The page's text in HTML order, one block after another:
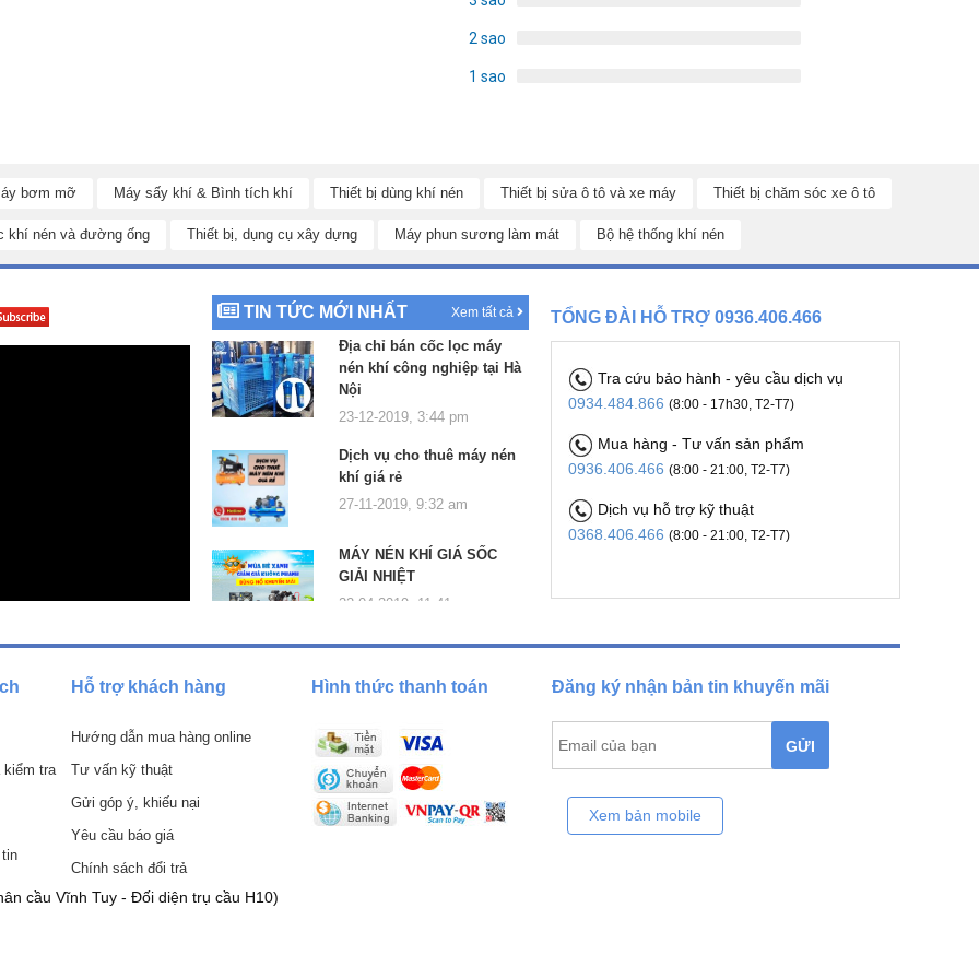
dẫn khí bằng đồng đặc trưng còn được trang bị bộ phận quạt gió
tuổi thọ cho máy . Đây là yếu tố then chốt chỉ có ở những dòng máy
nén thì cũng được thiết kế 2 bộ phận cảm biến áp suất, tự động
nổ, mang lại sự an tâm tuyệt đối cho người sử dụng
2 sao
1 sao
bơm mỡ Máy sấy khí & Bình tích khí Thiết bị dùng khí nén Thiết bị sửa ô tô và xe máy Thiết bị chăm sóc xe ô tô
khí nén và đường ống Thiết bị, dụng cụ xây dựng Máy phun sương làm mát Bộ hệ thống khí nén
TIN TỨC MỚI NHẤT Xem tất cả
Địa chỉ bán cốc lọc máy
nén khí công nghiệp tại Hà
Nội
23-12-2019, 3:44 pm
Dịch vụ cho thuê máy nén
khí giá rẻ
27-11-2019, 9:32 am
MÁY NÉN KHÍ GIÁ SỐC
GIẢI NHIỆT
22-04-2019, 11:41 am
TỔNG ĐÀI HỖ TRỢ 0936.406.466
Tra cứu bảo hành - yêu cầu dịch vụ
0934.484.866 (8:00 - 17h30, T2-T7)
Mua hàng - Tư vấn sản phẩm
0936.406.466 (8:00 - 21:00, T2-T7)
Dịch vụ hỗ trợ kỹ thuật
0368.406.466 (8:00 - 21:00, T2-T7)
kiểm tra
Hỗ trợ khách hàng
Hướng dẫn mua hàng online
Tư vấn kỹ thuật
Gửi góp ý, khiếu nại
Yêu cầu báo giá
Chính sách đổi trả
Hình thức thanh toán Đăng ký nhận bản tin khuyến mãi
GỬI
Xem bản mobile
cầu Vĩnh Tuy - Đối diện trụ cầu H10)